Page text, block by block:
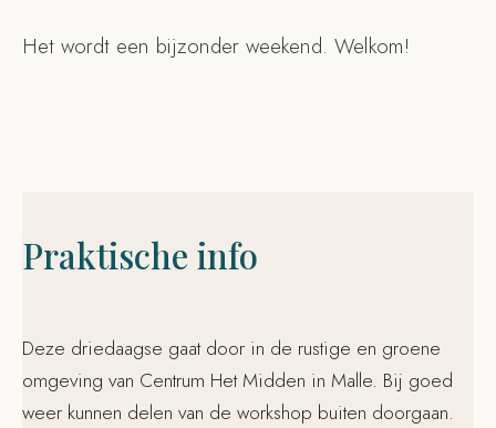
Het wordt een bijzonder weekend. Welkom!
Praktische info
Deze driedaagse gaat door in de rustige en groene
omgeving van Centrum Het Midden in Malle. Bij goed
weer kunnen delen van de workshop buiten doorgaan.